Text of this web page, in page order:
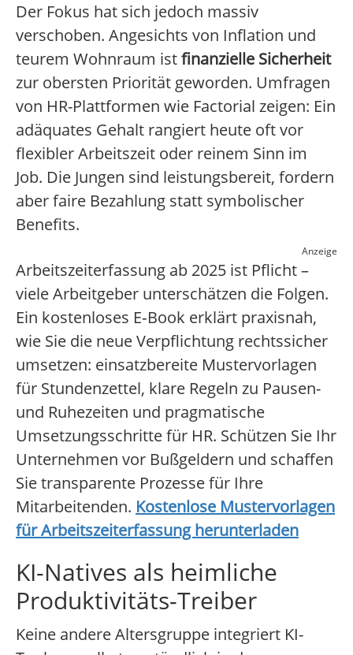
Der Fokus hat sich jedoch massiv
verschoben. Angesichts von Inflation und
teurem Wohnraum istfinanzielle Sicherheit
zur obersten Priorität geworden. Umfragen
von HR-Plattformen wie Factorial zeigen: Ein
adäquates Gehalt rangiert heute oft vor
flexibler Arbeitszeit oder reinem Sinn im
Job. Die Jungen sind leistungsbereit, fordern
aber faire Bezahlung statt symbolischer
Benefits.
Anzeige
Arbeitszeiterfassung ab 2025 ist Pflicht –
viele Arbeitgeber unterschätzen die Folgen.
Ein kostenloses E‑Book erklärt praxisnah,
wie Sie die neue Verpflichtung rechtssicher
umsetzen: einsatzbereite Mustervorlagen
für Stundenzettel, klare Regeln zu Pausen-
und Ruhezeiten und pragmatische
Umsetzungsschritte für HR. Schützen Sie Ihr
Unternehmen vor Bußgeldern und schaffen
Sie transparente Prozesse für Ihre
Mitarbeitenden. Kostenlose Mustervorlagen
für Arbeitszeiterfassung herunterladen
KI-Natives als heimliche
Produktivitäts-Treiber
Keine andere Altersgruppe integriert KI-